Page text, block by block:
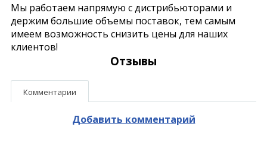
Мы работаем напрямую с дистрибьюторами и
держим большие объемы поставок, тем самым
имеем возможность снизить цены для наших
клиентов!
Отзывы
Комментарии
Добавить комментарий